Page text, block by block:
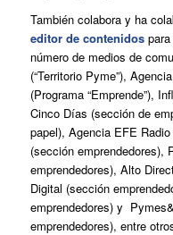
También colabora y ha
editor de contenidospara
número de medios de
(“Territorio Pyme”),
(Programa “Emprende”),
Cinco Días (sección de
papel), Agencia EFE
(sección emprendedores),
emprendedores), Alto
Digital (sección
emprendedores) y
emprendedores), entre